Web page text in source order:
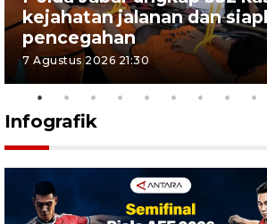
kejahatan jalanan dan
pencegahan
7 Agustus 2026 21:30
Infografik